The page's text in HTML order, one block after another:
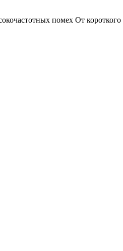
помех От короткого